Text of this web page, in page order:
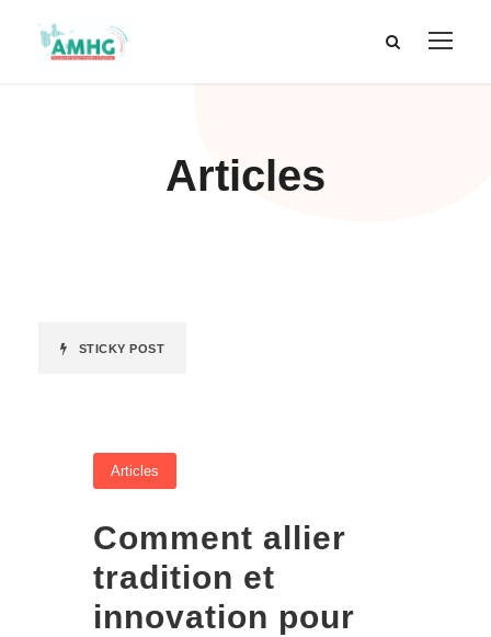
Articles
STICKY POST
Articles
Comment allier
tradition et
innovation pour